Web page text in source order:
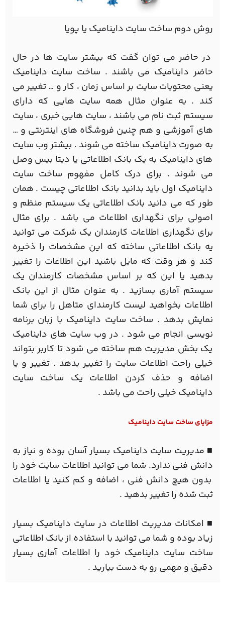
روش دوم ساخت سایت داینامیک یا پویا
در حاضر می توان گفت که بیشتر سایت ها در حال
حاضر داینامیک می باشند . ساخت سایت داینامیک
یعنی محتویات سایت بر اساس زمان ، کار و … تغییر می
کند . به عنوان مثال همه سایت هایی که دارای
سیستم ثبت نام می باشند ، سایت هایی خبری ، سایت
های آموزشی و هم چنین فروشگاه های اینترنتی و …
به صورت داینامیک ساخته می شوند . بیشتر وب سایت
های داینامیک به یک بانک اطلاعاتی یا دیتا بیس وصل
می شوند . برای درک کامل مفهوم ساخت سایت
داینامیک اول باید بدانید بانک اطلاعاتی چیست . همان
طور که می دانید بانک اطلاعاتی یک سیستم منظم و
اصولی برای نگهداری اطلاعات می باشد . برای مثال
برای نگهداری اطلاعات کارمندان یک شرکت می توانید
یه بانک اطلاعاتی ساخته که این مشخصات را ذخیره
کند و هر وقت که مایل باشید این اطلاعات را تغییر
بدهید یا این که بر اساس مشخصات کارمندان یک
سیستم آماری بسازید . به عنوان مثال از این بانک
اطلاعات بخواهید لیست کارمندای متاهل را برای شما
نمایش بدهد . ساخت سایت داینامیک با زبان برنامه
نویسی انجام می شود . در وب سایت های داینامیک
یک بخش مدیریت هم ساخته می شود تا کاربر بتواند
خیلی راحت اطلاعات سایت را تغییر بدهد . تغییر و یا
اضافه و حذف کردن اطلاعات یک ساخت سایت
داینامیک خیلی راحت می باشد .
مزایای ساخت سایت داینامیک
■ مدیریت سایت داینامیک بسیار آسان بوده و نیاز به
دانش فنی ندارد. شما می توانید اطلاعات سایت خود را
بدون هیچ دانش فنی ، اضافه و کم کنید یا اطلاعات
ثبت شده را تغییر بدهید .
■ امکانات مدیریت اطلاعات در سایت داینامیک بسیار
زیاد بوده و شما می توانید با استفاده از بانک اطلاعاتی
ساخت سایت داینامیک خود را اطلاعات آماری بسیار
دقیق و مهمی رو به دست بیارید .